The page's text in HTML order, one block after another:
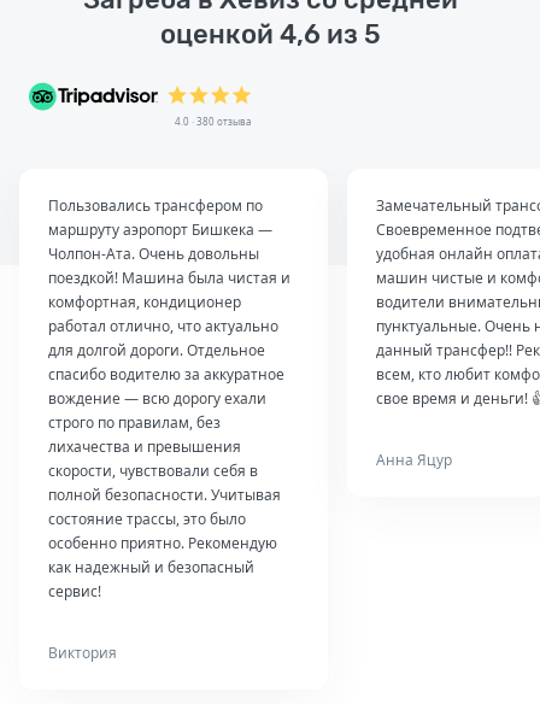
оценкой 4,6 из 5
4.0 · 380 отзыва
Пользовались трансфером по
маршруту аэропорт Бишкека —
Чолпон-Ата. Очень довольны
поездкой! Машина была чистая и
комфортная, кондиционер
работал отлично, что актуально
для долгой дороги. Отдельное
спасибо водителю за аккуратное
вождение — всю дорогу ехали
строго по правилам, без
лихачества и превышения
скорости, чувствовали себя в
полной безопасности. Учитывая
состояние трассы, это было
особенно приятно. Рекомендую
как надежный и безопасный
сервис!
Виктория
Замечательный
Своевременное
удобная онлайн
машин чистые и
водители
пунктуальные. Очень
данный трансфер!!
всем, кто любит
свое время и деньги!
Анна Яцур